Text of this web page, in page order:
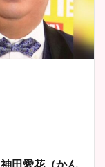
神田愛花（かん